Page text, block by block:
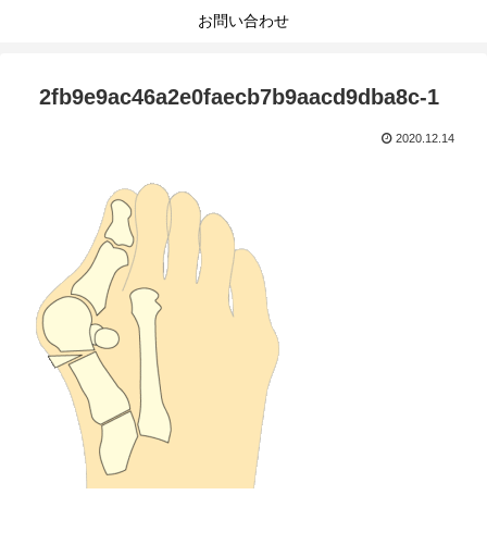
お問い合わせ
2fb9e9ac46a2e0faecb7b9aacd9dba8c-1
2020.12.14